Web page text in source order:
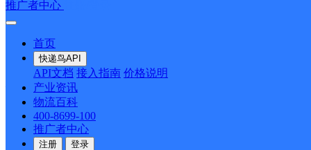
推广者中心
首页
快递鸟API
API文档 接入指南 价格说明
产业资讯
物流百科
400-8699-100
推广者中心
注册 登录
API接口 DEMO下载
关于我们
公司介绍 企业动态
合作伙伴 快递鸟接口服务协议
户隐私政策